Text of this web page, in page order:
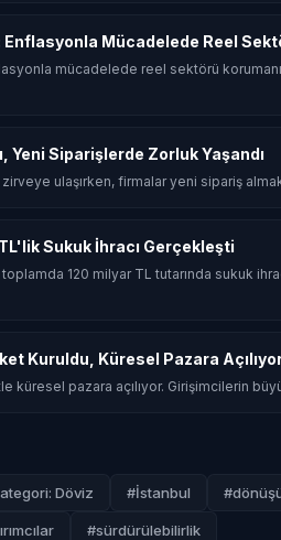
Enflasyonla Mücadelede Reel
mücadelede reel sektörü
Yeni Siparişlerde Zorluk Yaşandı
zirveye ulaşırken, firmalar yeni sipariş
Sukuk İhracı Gerçekleşti
toplamda 120 milyar TL tutarında sukuk
Kuruldu, Küresel Pazara
küresel pazara açılıyor. Girişimcilerin
Döviz #İstanbul
#sürdürülebilirlik